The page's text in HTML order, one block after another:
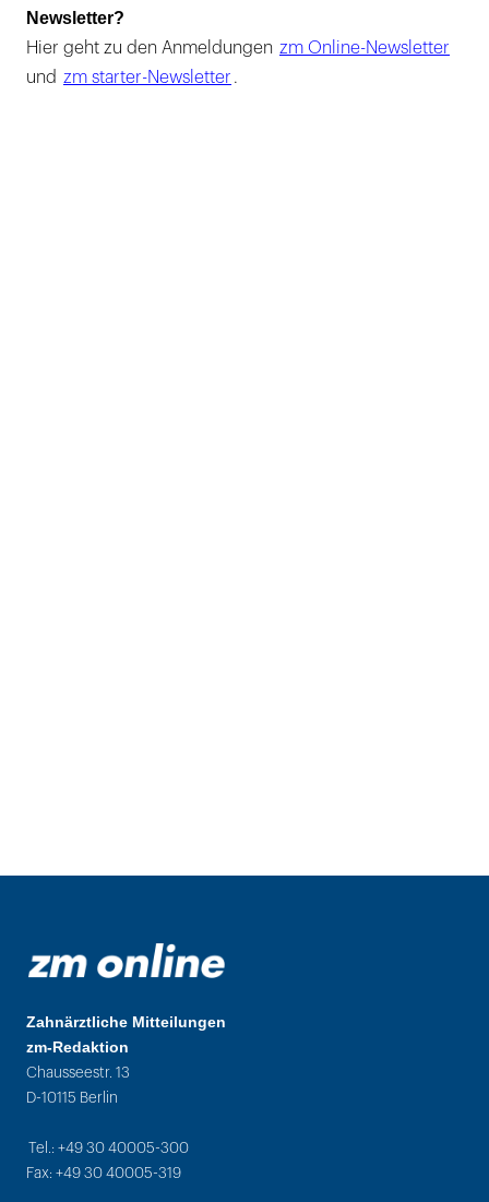
Newsletter?
Hier geht zu den Anmeldungen zm Online-Newsletter
und zm starter-Newsletter .
Zahnärztliche Mitteilungen
zm-Redaktion
Chausseestr. 13
D-10115 Berlin
Tel.: +49 30 40005-300
Fax: +49 30 40005-319